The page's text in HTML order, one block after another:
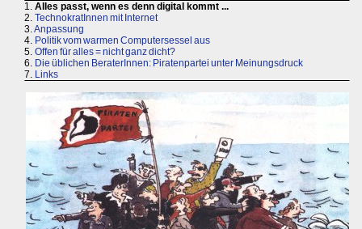
1. Alles passt, wenn es denn digital kommt ...
2. TechnokratInnen mit Internet
3.Anpassung
4. Politik vom warmen Computersessel aus
5. Offen für alles = nicht ganz dicht?
6. Die üblichen BeraterInnen: Piratenpartei unter Meinungsdruck
7. Links